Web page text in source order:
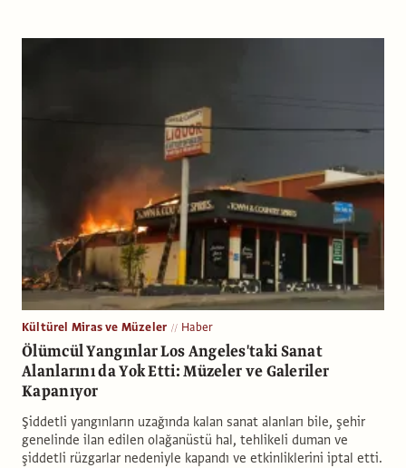
Kültürel Miras ve Müzeler Haber
Ölümcül Yangınlar Los Angeles'taki Sanat
Alanlarını da Yok Etti: Müzeler ve Galeriler
Kapanıyor
Şiddetli yangınların uzağında kalan sanat alanları bile, şehir
genelinde ilan edilen olağanüstü hal, tehlikeli duman ve
şiddetli rüzgarlar nedeniyle kapandı ve etkinliklerini iptal etti.